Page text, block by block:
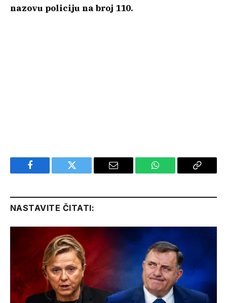
nazovu policiju na broj 110.
Facebook Twitter Email WhatsApp Copy
NASTAVITE ČITATI: